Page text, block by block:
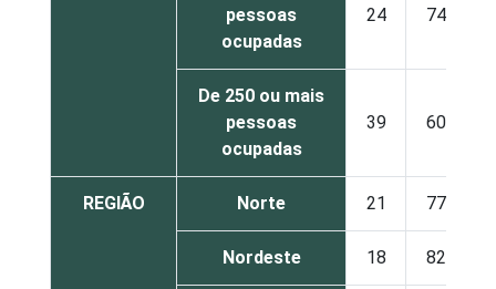
pessoas
ocupadas
24 74
De 250 ou mais
pessoas
ocupadas
39 60
REGIÃO Norte 21 77
Nordeste 18 82